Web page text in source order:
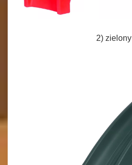
2) zielony